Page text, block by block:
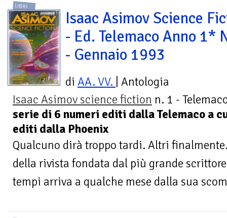
LIBRI
Isaac Asimov Science
- Ed. Telemaco Anno 1*
- Gennaio 1993
di AA. VV. | Antologia
Isaac Asimov science fiction n. 1 -
serie di 6 numeri editi dalla Telemaco a
editi dalla Phoenix
Qualcuno dirà troppo tardi. Altri
della rivista fondata dal più grande
tempi arriva a qualche mese dalla sua